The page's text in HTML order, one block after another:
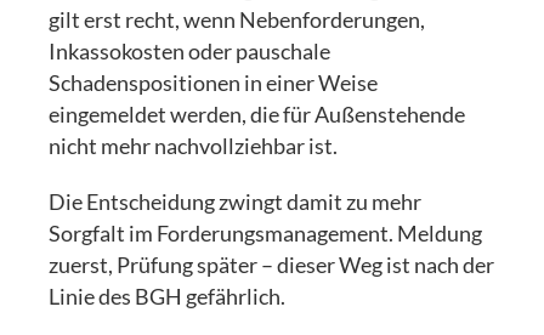
gilt erst recht, wenn Nebenforderungen,
Inkassokosten oder pauschale
Schadenspositionen in einer Weise
eingemeldet werden, die für Außenstehende
nicht mehr nachvollziehbar ist.
Die Entscheidung zwingt damit zu mehr
Sorgfalt im Forderungsmanagement. Meldung
zuerst, Prüfung später – dieser Weg ist nach der
Linie des BGH gefährlich.